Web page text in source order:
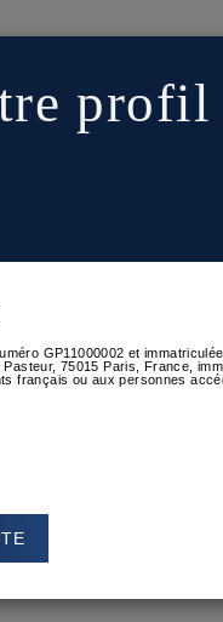
on attendre sur
profil
GP11000002 et
75015 Paris, France,
français ou aux personnes